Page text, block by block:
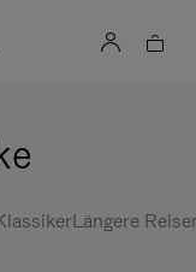
Längere